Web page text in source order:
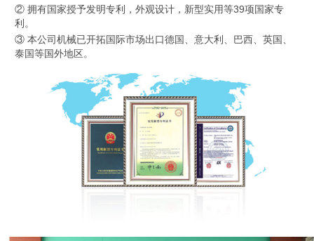
② 拥有国家授予发明专利，外观设计，新型实用等39项国家专
利 。
③ 本公司机械已开拓国际市场出口德国、意大利、巴西、英国、
泰国等国外地区。